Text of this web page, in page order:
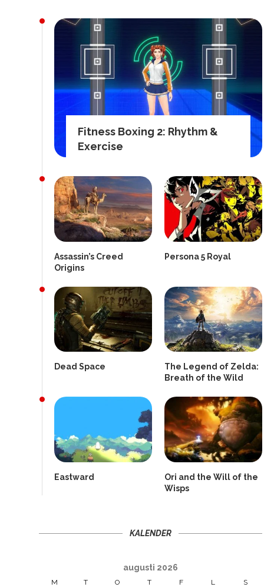
Fitness Boxing 2: Rhythm &
Exercise
Assassin’s Creed
Origins
Persona 5 Royal
Dead Space
The Legend of Zelda:
Breath of the Wild
Eastward
Ori and the Will of the
Wisps
KALENDER
augusti 2026
M T O T F L S